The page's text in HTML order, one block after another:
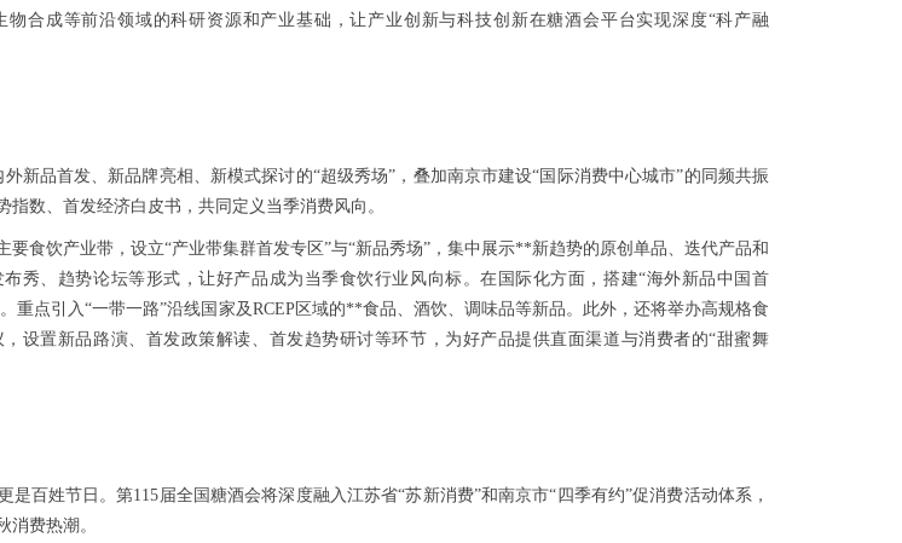
物合成等前沿领域的科研资源和产业基础，让产业创新与科技创新在糖酒会平台实现深度“科产融
新品首发、新品牌亮相、新模式探讨的“超级秀场”，叠加南京市建设“国际消费中心城市”的同频共振
数、首发经济白皮书，共同定义当季消费风向。
要食饮产业带，设立“产业带集群首发专区”与“新品秀场”，集中展示**新趋势的原创单品、迭代产品和
秀、趋势论坛等形式，让好产品成为当季食饮行业风向标。在国际化方面，搭建“海外新品中国首
重点引入“一带一路”沿线国家及RCEP区域的**食品、酒饮、调味品等新品。此外，还将举办高规格食
设置新品路演、首发政策解读、首发趋势研讨等环节，为好产品提供直面渠道与消费者的“甜蜜舞
是百姓节日。第115届全国糖酒会将深度融入江苏省“苏新消费”和南京市“四季有约”促消费活动体系，
消费热潮。